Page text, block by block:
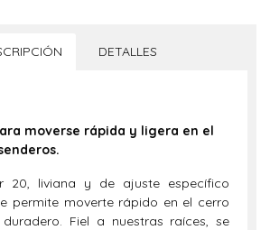
DETALLES
moverse rápida y ligera en el
20, liviana y de ajuste específico
permite moverte rápido en el cerro
Fiel a nuestras raíces, se